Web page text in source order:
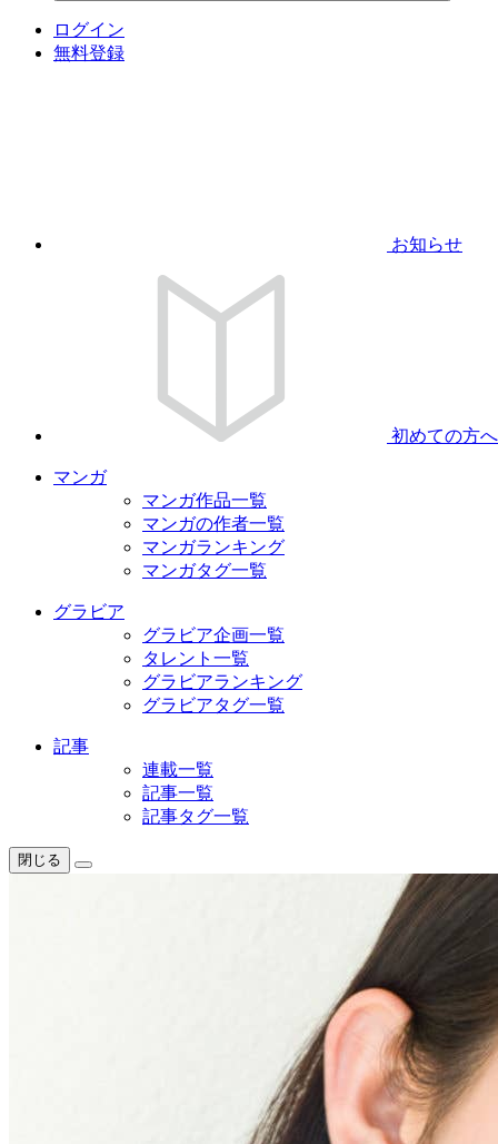
ログイン
無料登録
お知らせ
初めての方へ
マンガ
マンガ作品一覧
マンガの作者一覧
マンガランキング
マンガタグ一覧
グラビア
グラビア企画一覧
タレント一覧
グラビアランキング
グラビアタグ一覧
記事
連載一覧
記事一覧
記事タグ一覧
閉じる